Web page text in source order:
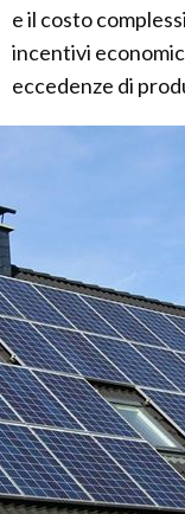
e il costo
incentivi
eccedenze di